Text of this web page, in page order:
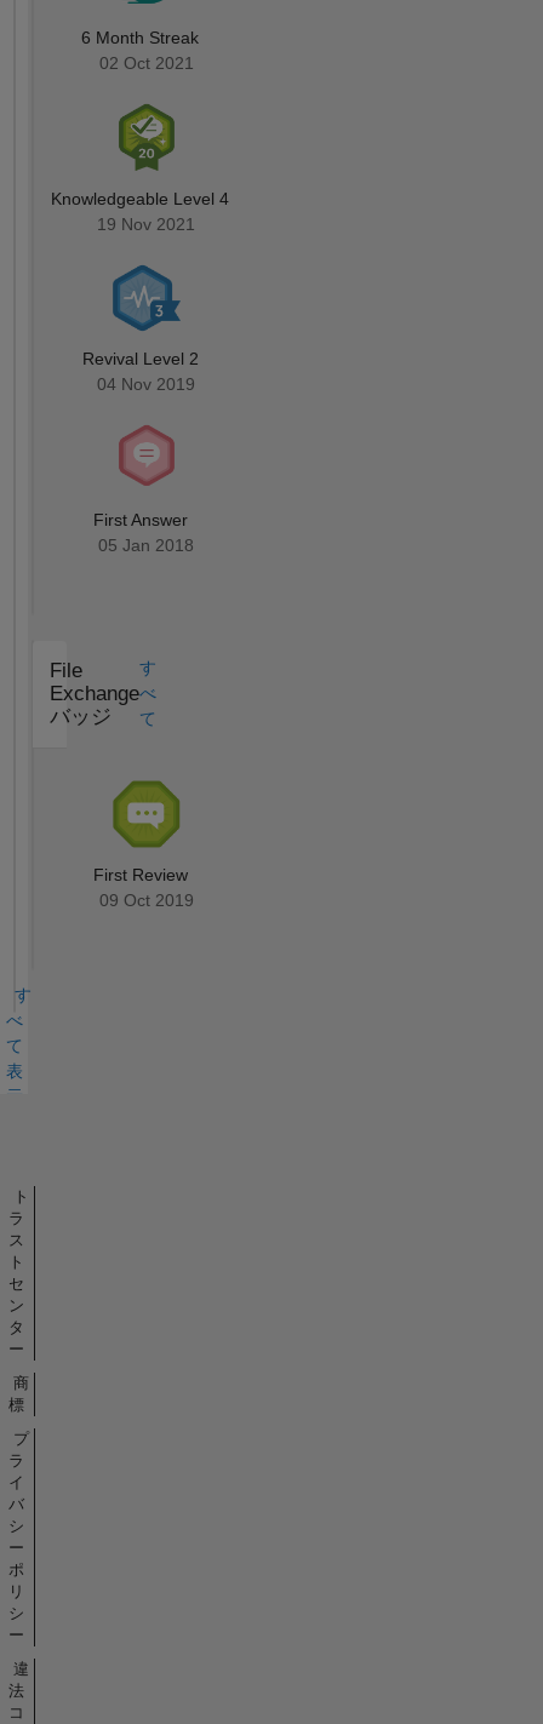
6 Month Streak
02 Oct 2021
Knowledgeable Level 4
19 Nov 2021
Revival Level 2
04 Nov 2019
First Answer
05 Jan 2018
File
Exchange
バッジ
す
べ
て
First Review
09 Oct 2019
す
べ
て
表
示
ト
ラ
ス
ト
セ
ン
タ
ー
商
標
プ
ラ
イ
バ
シ
ー
ポ
リ
シ
ー
違
法
コ